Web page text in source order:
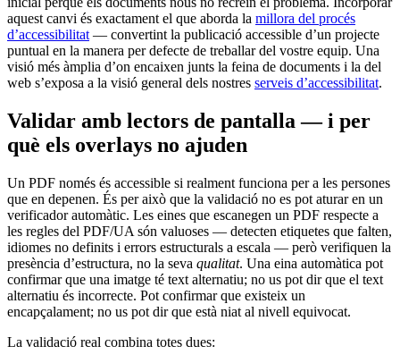
aquest canvi és exactament el que aborda la millora del procés
d’accessibilitat — convertint la publicació accessible d’un projecte
puntual en la manera per defecte de treballar del vostre equip. Una
visió més àmplia d’on encaixen junts la feina de documents i la del
web s’exposa a la visió general dels nostres serveis d’accessibilitat.
Validar amb lectors de pantalla — i per
què els overlays no ajuden
Un PDF només és accessible si realment funciona per a les persones
que en depenen. És per això que la validació no es pot aturar en un
verificador automàtic. Les eines que escanegen un PDF respecte a
les regles del PDF/UA són valuoses — detecten etiquetes que falten,
idiomes no definits i errors estructurals a escala — però verifiquen la
presència d’estructura, no la seva qualitat. Una eina automàtica pot
confirmar que una imatge té text alternatiu; no us pot dir que el text
alternatiu és incorrecte. Pot confirmar que existeix un
encapçalament; no us pot dir que està niat al nivell equivocat.
La validació real combina totes dues: